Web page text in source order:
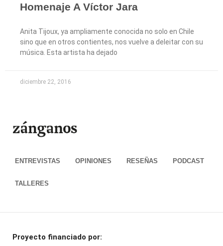
Homenaje A Víctor Jara
Anita Tijoux, ya ampliamente conocida no solo en Chile
sino que en otros contientes, nos vuelve a deleitar con su
música. Esta artista ha dejado
diciembre 22, 2016
ENTREVISTAS OPINIONES RESEÑAS PODCAST
TALLERES
Proyecto financiado por: